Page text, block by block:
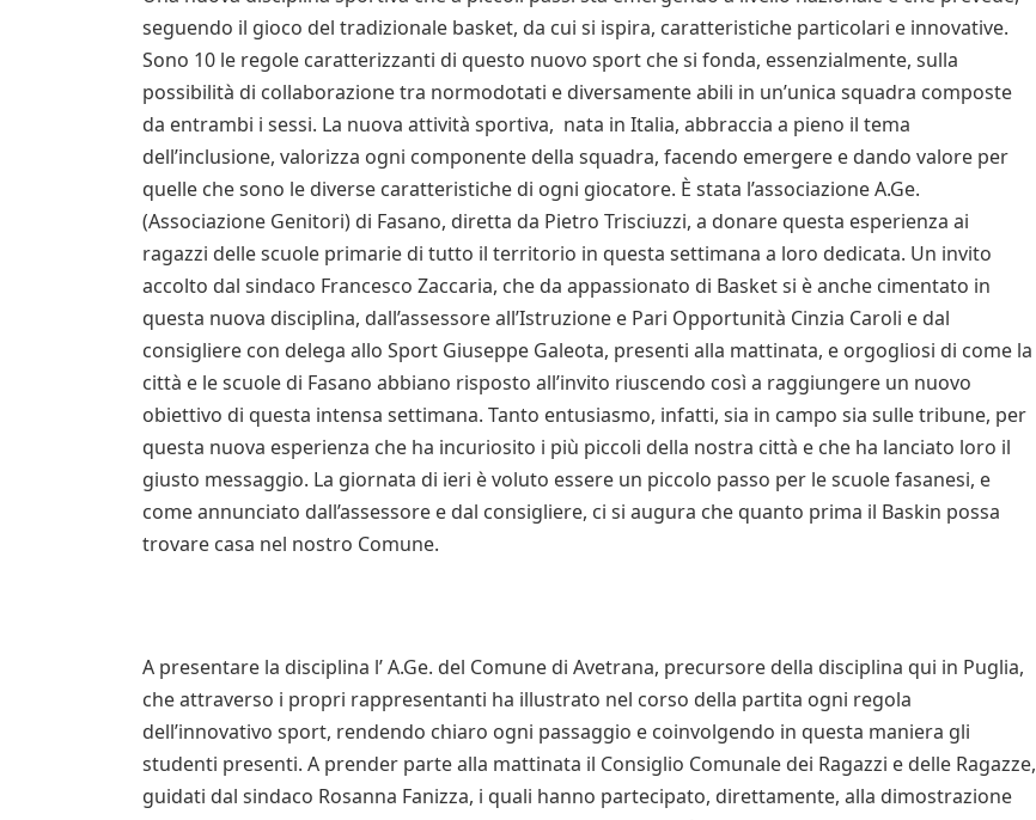
seguendo il gioco del tradizionale basket, da cui si ispira, caratteristiche particolari e innovative.
Sono 10 le regole caratterizzanti di questo nuovo sport che si fonda, essenzialmente, sulla
possibilità di collaborazione tra normodotati e diversamente abili in un’unica squadra composte
da entrambi i sessi. La nuova attività sportiva, nata in Italia, abbraccia a pieno il tema
dell’inclusione, valorizza ogni componente della squadra, facendo emergere e dando valore per
quelle che sono le diverse caratteristiche di ogni giocatore. È stata l’associazione A.Ge.
(Associazione Genitori) di Fasano, diretta da Pietro Trisciuzzi, a donare questa esperienza ai
ragazzi delle scuole primarie di tutto il territorio in questa settimana a loro dedicata. Un invito
accolto dal sindaco Francesco Zaccaria, che da appassionato di Basket si è anche cimentato in
questa nuova disciplina, dall’assessore all’Istruzione e Pari Opportunità Cinzia Caroli e dal
consigliere con delega allo Sport Giuseppe Galeota, presenti alla mattinata, e orgogliosi di come la
città e le scuole di Fasano abbiano risposto all’invito riuscendo così a raggiungere un nuovo
obiettivo di questa intensa settimana. Tanto entusiasmo, infatti, sia in campo sia sulle tribune, per
questa nuova esperienza che ha incuriosito i più piccoli della nostra città e che ha lanciato loro il
giusto messaggio. La giornata di ieri è voluto essere un piccolo passo per le scuole fasanesi, e
come annunciato dall’assessore e dal consigliere, ci si augura che quanto prima il Baskin possa
trovare casa nel nostro Comune.
A presentare la disciplina l’ A.Ge. del Comune di Avetrana, precursore della disciplina qui in Puglia,
che attraverso i propri rappresentanti ha illustrato nel corso della partita ogni regola
dell’innovativo sport, rendendo chiaro ogni passaggio e coinvolgendo in questa maniera gli
studenti presenti. A prender parte alla mattinata il Consiglio Comunale dei Ragazzi e delle Ragazze,
guidati dal sindaco Rosanna Fanizza, i quali hanno partecipato, direttamente, alla dimostrazione